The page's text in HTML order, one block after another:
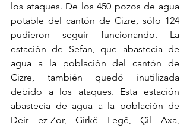
los ataques. De los 450 pozos de agua
potable del cantón de Cizre, sólo 124
pudieron seguir funcionando. La
estación de Sefan, que abastecía de
agua a la población del cantón de
Cizre, también quedó inutilizada
debido a los ataques. Esta estación
abastecía de agua a la población de
Deir ez-Zor, Girkê Legê, Çil Axa,